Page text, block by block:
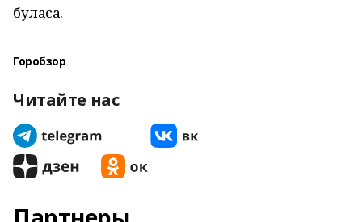
буласаҡ.
Горобзор
Читайте нас